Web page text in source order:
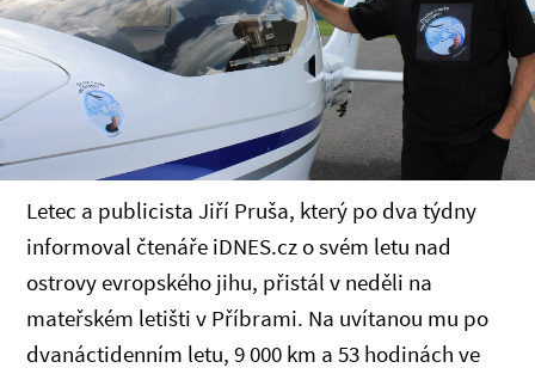
Letec a publicista Jiří Pruša, který po dva týdny
informoval čtenáře iDNES.cz o svém letu nad
ostrovy evropského jihu, přistál v neděli na
mateřském letišti v Příbrami. Na uvítanou mu po
dvanáctidenním letu, 9 000 km a 53 hodinách ve
Přednášky a školení
Trasy cest
Létání a historie